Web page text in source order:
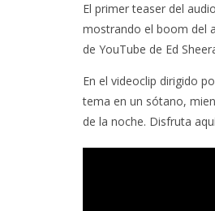
El primer teaser del
mostrando el boom del
de YouTube de Ed
En el videoclip dirigido
tema en un sótano,
de la noche. Disfruta